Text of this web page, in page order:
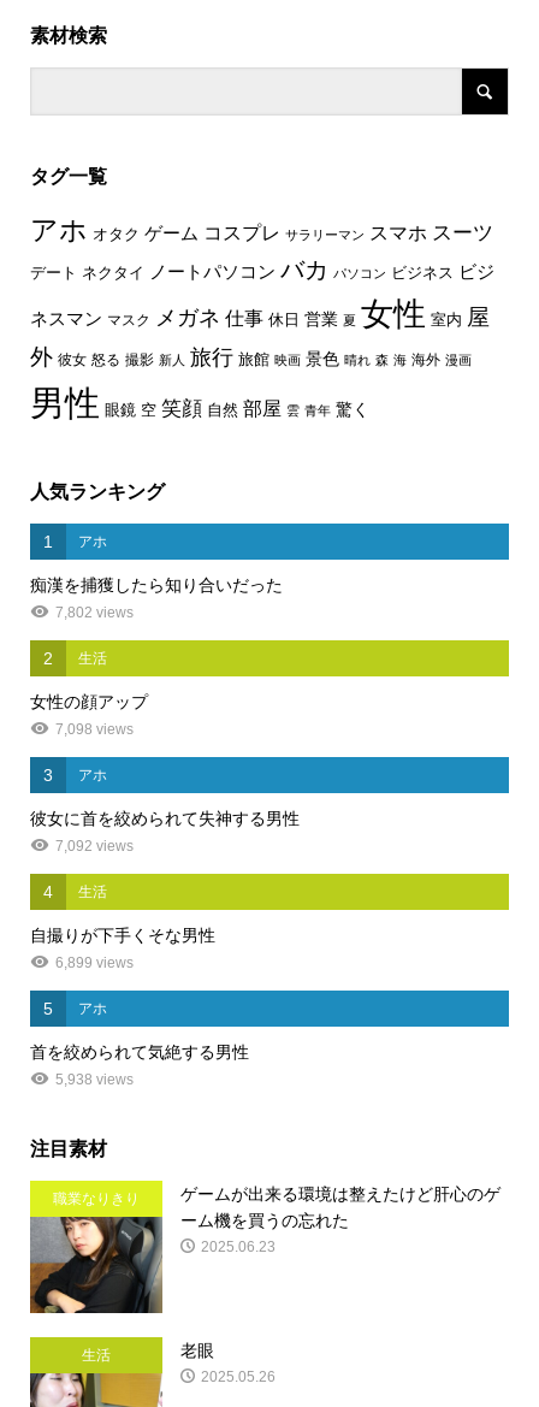
素材検索
タグ一覧
アホ オタク ゲーム コスプレ サラリーマン スマホ スーツ
デート ネクタイ ノートパソコン バカ パソコン ビジネス ビジ
ネスマン マスク メガネ 仕事 休日 営業 夏 女性 室内 屋
外 彼女 怒る 撮影 新人 旅行 旅館 映画 景色 晴れ 森 海 海外 漫画
男性 眼鏡 空 笑顔 自然 部屋 雲 青年 驚く
人気ランキング
1 アホ
痴漢を捕獲したら知り合いだった
7,802 views
2 生活
女性の顔アップ
7,098 views
3 アホ
彼女に首を絞められて失神する男性
7,092 views
4 生活
自撮りが下手くそな男性
6,899 views
5 アホ
首を絞められて気絶する男性
5,938 views
注目素材
職業なりきり
ゲームが出来る環境は整えたけど肝心のゲ
ーム機を買うの忘れた
2025.06.23
生活 老眼
2025.05.26